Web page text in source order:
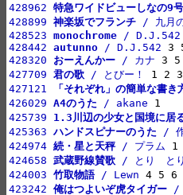
428962 特急ワイドビューしなの9
428899 神楽坂でフランチ / 九月
428523 monochrome / D.J.542
428442 autunno / D.J.542
428320 おーえんかー / カナ
427709 君の歌 / とびー！
427121
「それぞれ」の簡単な書き
426029 A4のうた / akane
425739 1.3川辺の少女と国境に居
425363 ハンドスピナーのうた / 作
424974 続・星と天秤 / プラム
424658 武蔵野線賛歌 / とり　とり
424003 竹取物語 / Lewn
423242 俺はつよいぞ虎タイガー /